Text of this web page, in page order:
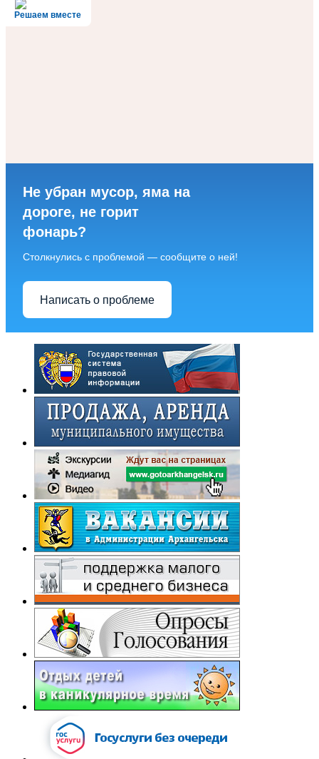
Решаем вместе
Не убран мусор, яма на
дороге, не горит
фонарь?
Столкнулись с проблемой — сообщите о ней!
Написать о проблеме